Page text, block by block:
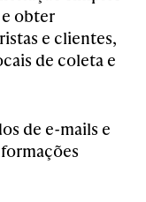
obter
e clientes,
de coleta e
de e-mails e